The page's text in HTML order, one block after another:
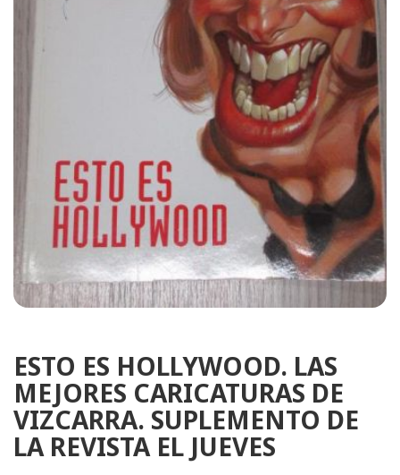
ESTO ES HOLLYWOOD. LAS
MEJORES CARICATURAS DE
VIZCARRA. SUPLEMENTO DE
LA REVISTA EL JUEVES